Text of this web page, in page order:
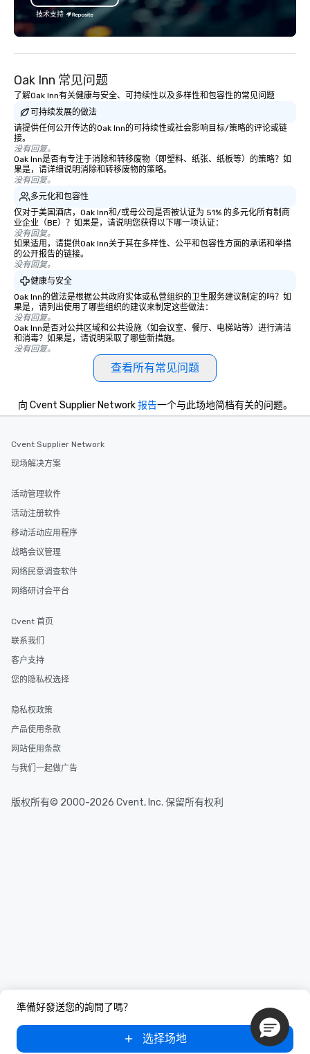
team and attention to detail ensure a
dependable, polished experience for
every trip, earning the long-term trust
of corporate clients, travel managers,
技术支持
Oak Inn 常见问题
了解Oak Inn有关健康与安全、可持续性以及多样性和包容性的常见问题
可持续发展的做法
请提供任何公开传达的Oak Inn的可持续性或社会影响目标/策略的评论或链
接。
没有回复。
Oak Inn是否有专注于消除和转移废物（即塑料、纸张、纸板等）的策略？如
果是，请详细说明消除和转移废物的策略。
没有回复。
多元化和包容性
仅对于美国酒店，Oak Inn和/或母公司是否被认证为 51% 的多元化所有制商
业企业（BE）？如果是，请说明您获得以下哪一项认证：
没有回复。
如果适用，请提供Oak Inn关于其在多样性、公平和包容性方面的承诺和举措
的公开报告的链接。
没有回复。
健康与安全
Oak Inn的做法是根据公共政府实体或私营组织的卫生服务建议制定的吗？如
果是，请列出使用了哪些组织的建议来制定这些做法：
没有回复。
Oak Inn是否对公共区域和公共设施（如会议室、餐厅、电梯站等）进行清洁
和消毒？如果是，请说明采取了哪些新措施。
没有回复。
查看所有常见问题
準備好發送您的詢問了嗎？
选择场地
向 Cvent Supplier Network报告一个与此场地简档有关的问题。
Cvent Supplier Network
现场解决方案
活动管理软件
活动注册软件
移动活动应用程序
战略会议管理
网络民意调查软件
网络研讨会平台
Cvent 首页
联系我们
客户支持
您的隐私权选择
隐私权政策
产品使用条款
网站使用条款
与我们一起做广告
版权所有© 2000-2026 Cvent, Inc. 保留所有权利